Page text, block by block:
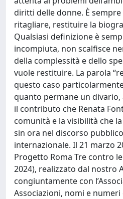
diritti delle donne. È
ritagliare, restituire la
Qualsiasi definizione è
incompiuta, non scalfisce
della complessità e dello
vuole restituire. La parola
questo caso
quanto permane un
il contributo che Renata
comunità e la visibilità che
sin ora nel discorso
internazionale. Il 21 marzo
Progetto Roma Tre contro
2024), realizzato dal nostro
congiuntamente con
Associazioni, nomi e